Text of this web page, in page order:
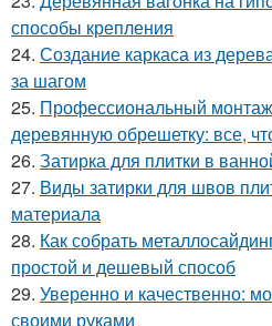
способы крепления
24. Создание каркаса из
за шагом
25. Профессиональный монтаж
деревянную обрешетку: все,
26. Затирка для плитки в
27. Виды затирки для швов
материала
28. Как собрать
простой и дешевый способ
29. Уверенно и качественно:
своими руками